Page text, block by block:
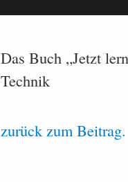
Das Buch „Jetzt
Technik
zurück zum Beitrag.